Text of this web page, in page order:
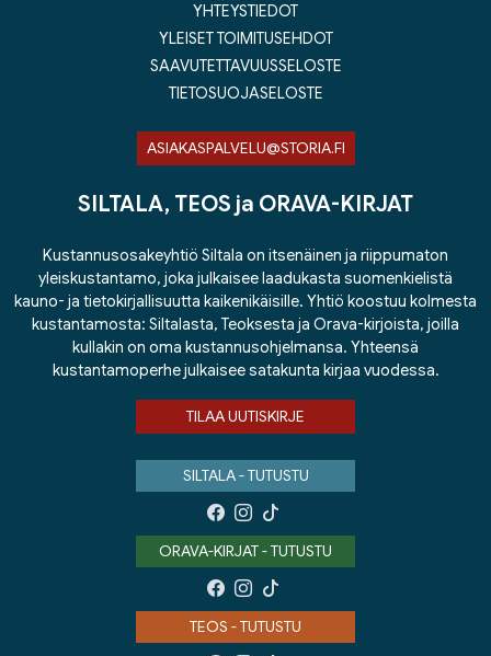
YHTEYSTIEDOT
YLEISET TOIMITUSEHDOT
SAAVUTETTAVUUSSELOSTE
TIETOSUOJASELOSTE
ASIAKASPALVELU@STORIA.FI
SILTALA, TEOS ja ORAVA-KIRJAT
Kustannusosakeyhtiö Siltala on itsenäinen ja riippumaton
yleiskustantamo, joka julkaisee laadukasta suomenkielistä
kauno- ja tietokirjallisuutta kaikenikäisille. Yhtiö koostuu kolmesta
kustantamosta: Siltalasta, Teoksesta ja Orava-kirjoista, joilla
kullakin on oma kustannusohjelmansa. Yhteensä
kustantamoperhe julkaisee satakunta kirjaa vuodessa.
TILAA UUTISKIRJE
SILTALA - TUTUSTU
ORAVA-KIRJAT - TUTUSTU
TEOS - TUTUSTU